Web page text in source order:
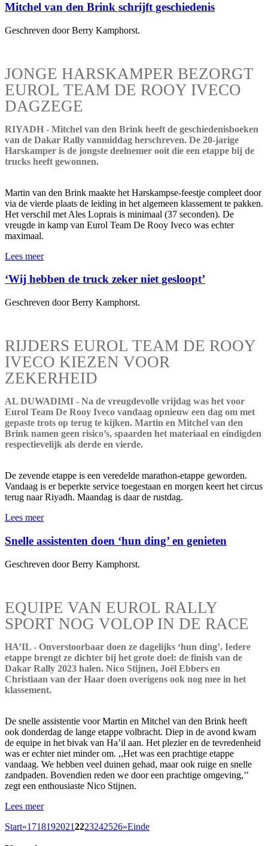
Mitchel van den Brink schrijft geschiedenis
Geschreven door Berry Kamphorst.
JONGE HARSKAMPER BEZORGT
EUROL TEAM DE ROOY IVECO
DAGZEGE
RIYADH - Mitchel van den Brink heeft de geschiedenisboeken
van de Dakar Rally vanmiddag herschreven. De 20-jarige
Harskamper is de jongste deelnemer ooit die een etappe bij de
trucks heeft gewonnen.
Martin van den Brink maakte het Harskampse-feestje compleet door
via de vierde plaats de leiding in het algemeen klassement te pakken.
Het verschil met Ales Loprais is minimaal (37 seconden). De
vreugde in kamp van Eurol Team De Rooy Iveco was echter
maximaal.
Lees meer
‘Wij hebben de truck zeker niet gesloopt’
Geschreven door Berry Kamphorst.
RIJDERS EUROL TEAM DE ROOY
IVECO KIEZEN VOOR
ZEKERHEID
AL DUWADIMI - Na de vreugdevolle vrijdag was het voor
Eurol Team De Rooy Iveco vandaag opnieuw een dag om met
gepaste trots op terug te kijken. Martin en Mitchel van den
Brink namen geen risico’s, spaarden het materiaal en eindigden
respectievelijk als derde en vierde.
De zevende etappe is een veredelde marathon-etappe geworden.
Vandaag is er beperkte service toegestaan en morgen keert het circus
terug naar Riyadh. Maandag is daar de rustdag.
Lees meer
Snelle assistenten doen ‘hun ding’ en genieten
Geschreven door Berry Kamphorst.
EQUIPE VAN EUROL RALLY
SPORT NOG VOLOP IN DE RACE
HA’IL - Onverstoorbaar doen ze dagelijks ‘hun ding’. Iedere
etappe brengt ze dichter bij het grote doel: de finish van de
Dakar Rally 2023 halen. Nico Stijnen, Joël Ebbers en
Christiaan van der Haar doen overigens ook nog mee in het
klassement.
De snelle assistentie voor Martin en Mitchel van den Brink heeft
ook donderdag de lange etappe volbracht. Diep in de avond kwam
de equipe in het bivak van Ha’il aan. Het plezier en de tevredenheid
was er echter niet minder om. ,,Het was een prachtige etappe
vandaag. We hebben veel duinen gehad, maar ook ruige en snelle
zandpaden. Bovendien reden we door een prachtige omgeving,’’
zegt een enthousiaste Nico Stijnen.
Lees meer
Start«17181920212223242526»Einde